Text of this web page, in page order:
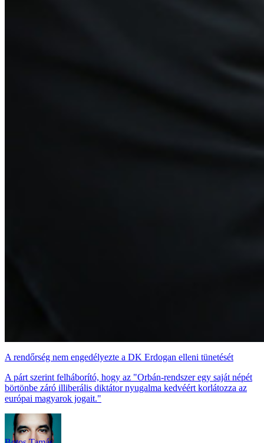
A rendőrség nem engedélyezte a DK Erdogan elleni tünetését
A párt szerint felháborító, hogy az "Orbán-rendszer egy saját népét
börtönbe záró illiberális diktátor nyugalma kedvéért korlátozza az
európai magyarok jogait."